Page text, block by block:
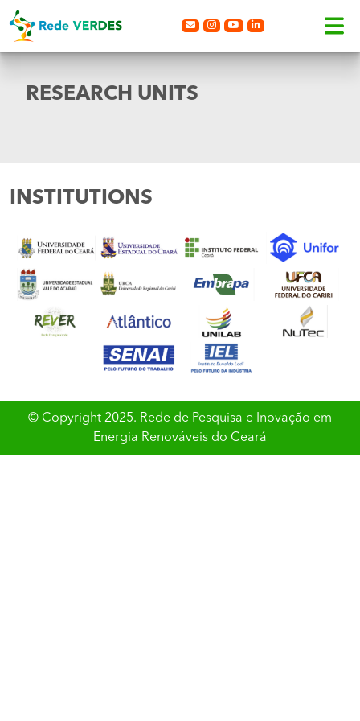
RESEARCH UNITS
INSTITUTIONS
© Copyright 2025. Rede de Pesquisa e Inovação em
Energia Renováveis do Ceará